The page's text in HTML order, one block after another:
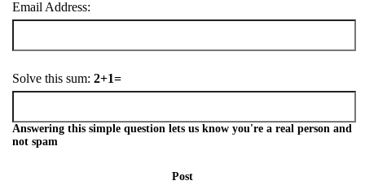
Email Address:
Solve this sum: 2+1=
Answering this simple question lets us know you're a real person and
not spam
Post